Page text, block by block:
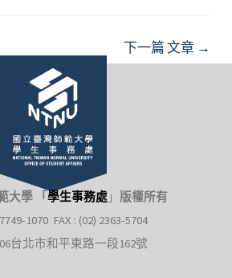
下一篇 文章 →
大學 「 學生事務處 」 版權所有
1070 FAX : (02) 2363-5704
台北市和平東路一段162號